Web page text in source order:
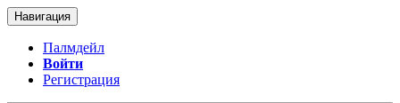
Навигация
Палмдейл
Войти
Регистрация